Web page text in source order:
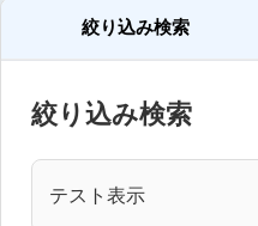
絞り込み検索
絞り込み検索
テスト表示